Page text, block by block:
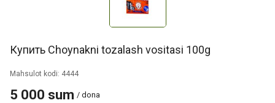
Купить Choynakni tozalash vositasi 100g
Mahsulot kodi: 4444
5 000 sum / dona